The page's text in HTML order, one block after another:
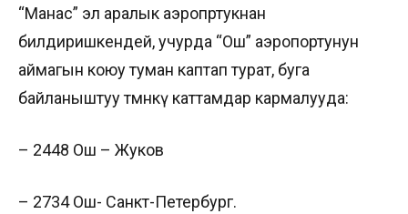
“Манас” эл аралык аэропртукнан
билдиришкендей, учурда “Ош” аэропортунун
аймагын коюу туман каптап турат, буга
байланыштуу төмөнкү каттамдар кармалууда:
– 2448 Ош – Жуков
– 2734 Ош- Санкт-Петербург.